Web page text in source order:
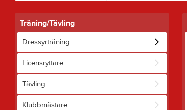
Träning/Tävling
Dressyrträning
Licensryttare
Tävling
Klubbmästare